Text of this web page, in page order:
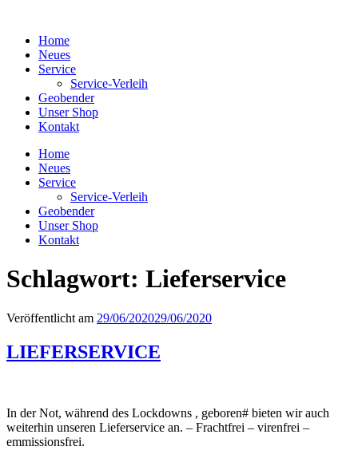
Home
Neues
Service
Service-Verleih
Geobender
Unser Shop
Kontakt
Home
Neues
Service
Service-Verleih
Geobender
Unser Shop
Kontakt
Schlagwort: Lieferservice
Veröffentlicht am 29/06/202029/06/2020
LIEFERSERVICE
In der Not, während des Lockdowns , geboren# bieten wir auch
weiterhin unseren Lieferservice an. – Frachtfrei – virenfrei –
emmissionsfrei.